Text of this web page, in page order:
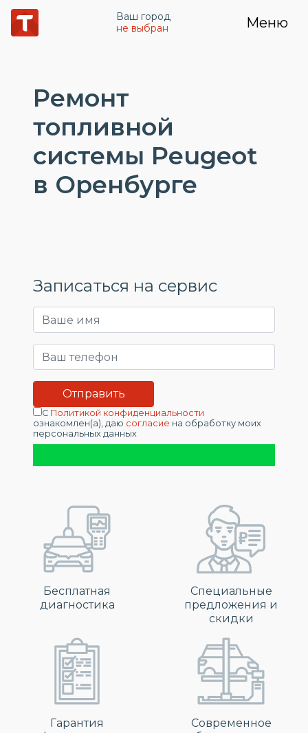
Ваш город
не выбран
Меню
Ремонт
топливной
системы Peugeot
в Оренбурге
Записаться на сервис
С Политикой конфиденциальности
ознакомлен(а), даю согласие на обработку моих
персональных данных
Бесплатная
диагностика
Специальные
предложения и
скидки
Гарантия
Современное